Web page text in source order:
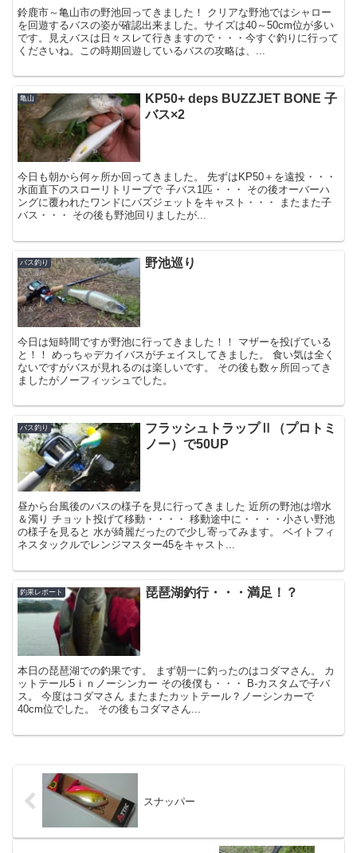
鈴鹿市～亀山市の野池回ってきました！ クリアな野池ではシャロー
を回遊するバスの姿が確認出来ました。サイズは40～50cm位が多い
です。見えバスは日々スレて行きますので・・・今すぐ釣りに行って
くださいね。この時期回遊しているバスの攻略は、...
亀山
KP50+ deps BUZZJET BONE 子
バス×2
今日も朝から何ヶ所か回ってきました。 先ずはKP50＋を遠投・・・
水面直下のスローリトリーブで 子バス1匹・・・ その後オーバーハ
ングに覆われたワンドにバズジェットをキャスト・・・ またまた子
バス・・・ その後も野池回りましたが...
バス釣り 野池巡り
今日は短時間ですが野池に行ってきました！！ マザーを投げている
と！！ めっちゃデカイバスがチェイスしてきました。 食い気は全く
ないですがバスが見れるのは楽しいです。 その後も数ヶ所回ってき
ましたがノーフィッシュでした。
バス釣り
フラッシュトラップⅡ（プロトミ
ノー）で50UP
昼から台風後のバスの様子を見に行ってきました 近所の野池は増水
＆濁り チョット投げて移動・・・・ 移動途中に・・・・小さい野池
の様子を見ると 水が綺麗だったので少し寄ってみます。 ベイトフィ
ネスタックルでレンジマスター45をキャスト...
釣果レポート 琵琶湖釣行・・・満足！？
本日の琵琶湖での釣果です。 まず朝一に釣ったのはコダマさん。 カ
ットテール5ｉｎノーシンカー その後僕も・・・ B-カスタムで子バ
ス。 今度はコダマさん またまたカットテール？ノーシンカーで
40cm位でした。 その後もコダマさん...
スナッパー